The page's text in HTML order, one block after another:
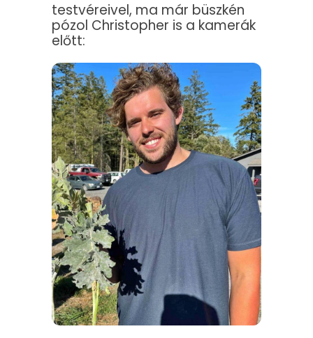
testvéreivel, ma már büszkén
pózol Christopher is a kamerák
előtt: